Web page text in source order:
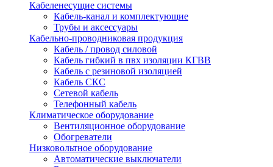
Кабеленесущие системы
Кабель-канал и комплектующие
Трубы и аксессуары
Кабельно-проводниковая продукция
Кабель / провод силовой
Кабель гибкий в пвх изоляции КГВВ
Кабель с резиновой изоляцией
Кабель СКС
Сетевой кабель
Телефонный кабель
Климатическое оборудование
Вентиляционное оборудование
Обогреватели
Низковольтное оборудование
Автоматические выключатели